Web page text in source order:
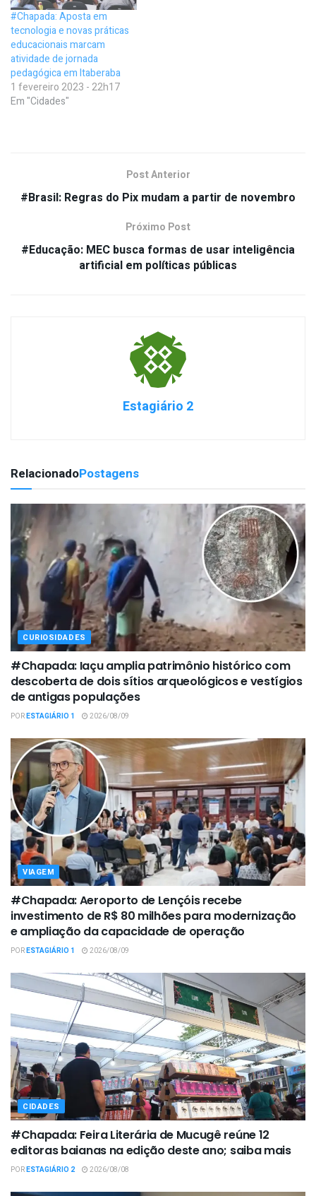
#Chapada: Aposta em
tecnologia e novas práticas
educacionais marcam
atividade de jornada
pedagógica em Itaberaba
1 fevereiro 2023 - 22h17
Em "Cidades"
Post Anterior
#Brasil: Regras do Pix mudam a partir de novembro
Próximo Post
#Educação: MEC busca formas de usar inteligência
artificial em políticas públicas
Estagiário 2
RelacionadoPostagens
CURIOSIDADES
#Chapada: Iaçu amplia patrimônio histórico com
descoberta de dois sítios arqueológicos e vestígios
de antigas populações
PORESTAGIÁRIO 1 2026/08/09
VIAGEM
#Chapada: Aeroporto de Lençóis recebe
investimento de R$ 80 milhões para modernização
e ampliação da capacidade de operação
PORESTAGIÁRIO 1 2026/08/09
CIDADES
#Chapada: Feira Literária de Mucugê reúne 12
editoras baianas na edição deste ano; saiba mais
PORESTAGIÁRIO 2 2026/08/08